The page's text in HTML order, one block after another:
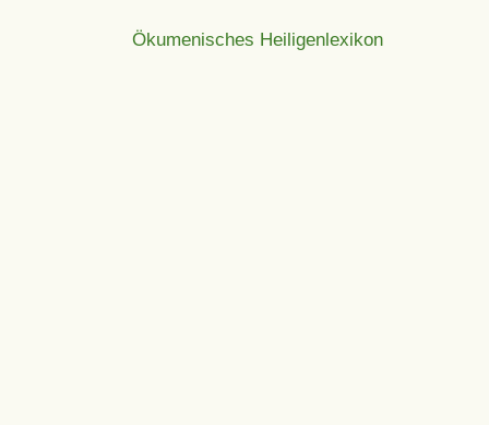
Ökumenisches Heiligenlexikon